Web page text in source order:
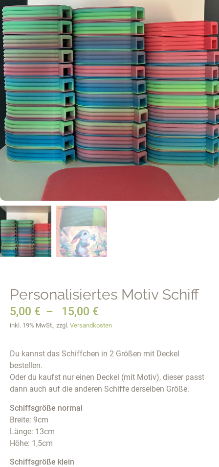
Personalisiertes Motiv Schiff
5,00 € – 15,00 €
inkl. 19% MwSt., zzgl. Versandkosten
Du kannst das Schiffchen in 2 Größen mit Deckel
bestellen.
Oder du kaufst nur einen Deckel (mit Motiv), dieser passt
dann auch auf die anderen Schiffe derselben Größe.
Schiffsgröße normal
Breite: 9cm
Länge: 13cm
Höhe: 1,5cm
Schiffsgröße klein